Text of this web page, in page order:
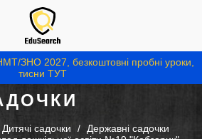
ЗНО 2027, безкоштовні пробні уроки,
тисни ТУТ
Дитячі садочки
Державні садочки